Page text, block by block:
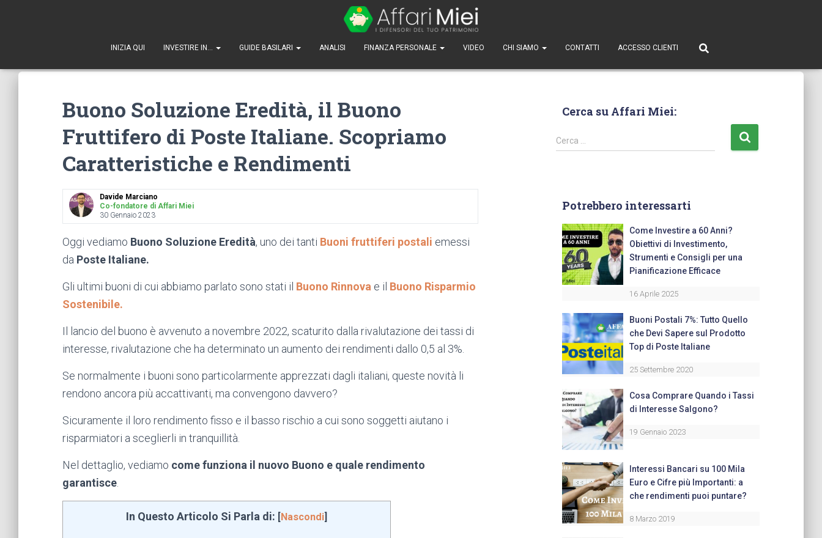
INIZIA QUI INVESTIRE IN… GUIDE BASILARI ANALISI FINANZA PERSONALE VIDEO CHI SIAMO CONTATTI ACCESSO CLIENTI
Buono Soluzione Eredità, il Buono
Fruttifero di Poste Italiane. Scopriamo
Caratteristiche e Rendimenti
Davide Marciano
Co-fondatore di Affari Miei
30 Gennaio 2023
Oggi vediamo Buono Soluzione Eredità, uno dei tanti Buoni fruttiferi postali emessi
da Poste Italiane.
Gli ultimi buoni di cui abbiamo parlato sono stati il Buono Rinnova e il Buono Risparmio
Sostenibile.
Il lancio del buono è avvenuto a novembre 2022, scaturito dalla rivalutazione dei tassi di
interesse, rivalutazione che ha determinato un aumento dei rendimenti dallo 0,5 al 3%.
Se normalmente i buoni sono particolarmente apprezzati dagli italiani, queste novità li
rendono ancora più accattivanti, ma convengono davvero?
Sicuramente il loro rendimento fisso e il basso rischio a cui sono soggetti aiutano i
risparmiatori a sceglierli in tranquillità.
Nel dettaglio, vediamo come funziona il nuovo Buono e quale rendimento
garantisce
In Questo Articolo Si Parla di: [Nascondi]
Cerca su Affari Miei:
Cerca …
Potrebbero interessarti
Come Investire a 60 Anni?
Obiettivi di Investimento,
Strumenti e Consigli per una
Pianificazione Efficace
16 Aprile 2025
Buoni Postali 7%: Tutto Quello
che Devi Sapere sul Prodotto
Top di Poste Italiane
25 Settembre 2020
Cosa Comprare Quando i Tassi
di Interesse Salgono?
19 Gennaio 2023
Interessi Bancari su 100 Mila
Euro e Cifre più Importanti: a
che rendimenti puoi puntare?
8 Marzo 2019